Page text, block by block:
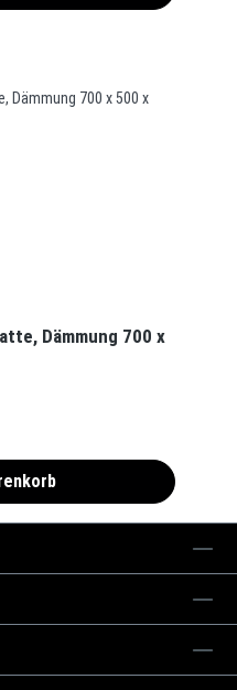
Dämmung 700 x